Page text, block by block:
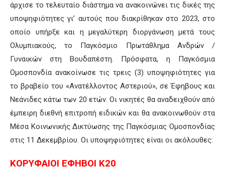
άρχισε το τελευταίο διάστημα να ανακοινώνει τις δικές της
υποψηφιότητες γι’ αυτούς που διακρίθηκαν στο 2023, στο
οποίο υπήρξε και η μεγαλύτερη διοργάνωση μετά τους
Ολυμπιακούς, το Παγκόσμιο Πρωτάθλημα Ανδρών /
Γυναικών στη Βουδαπέστη. Πρόσφατα, η Παγκόσμια
Ομοσπονδία ανακοίνωσε τις τρεις (3) υποψηφιότητες για
το βραβείο του «Ανατέλλοντος Αστεριού», σε Έφηβους και
Νεάνιδες κάτω των 20 ετών. Οι νικητές θα αναδειχθούν από
έμπειρη διεθνή επιτροπή ειδικών και θα ανακοινωθούν στα
Μέσα Κοινωνικής Δικτύωσης της Παγκόσμιας Ομοσπονδίας
στις 11 Δεκεμβρίου. Οι υποψηφιότητες είναι οι ακόλουθες:
ΚΟΡΥΦΑΙΟΙ ΕΦΗΒΟΙ Κ20